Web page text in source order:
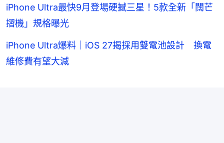
iPhone Ultra最快9月登場硬撼三星！5款全新「闊芒
摺機」規格曝光
iPhone Ultra爆料｜iOS 27揭採用雙電池設計 換電
維修費有望大減